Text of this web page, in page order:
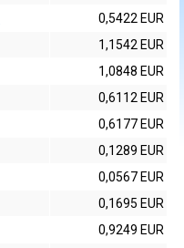
0,5422 EUR
1,1542 EUR
1,0848 EUR
0,6112 EUR
0,6177 EUR
0,1289 EUR
0,0567 EUR
0,1695 EUR
0,9249 EUR